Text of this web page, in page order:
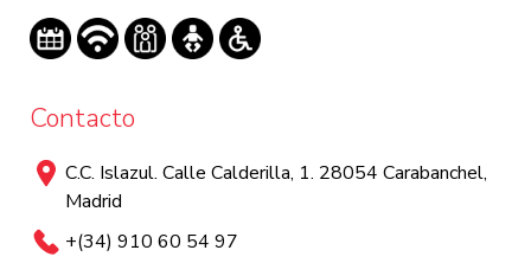
Contacto
C.C. Islazul. Calle Calderilla, 1. 28054 Carabanchel,
Madrid
+(34) 910 60 54 97